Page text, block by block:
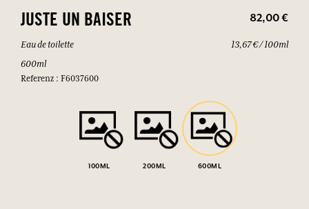
JUSTE UN BAISER 82,00 €
Eau de toilette
600ml
Referenz : F6037600
13,67 € / 100ml
100ML 200ML 600ML